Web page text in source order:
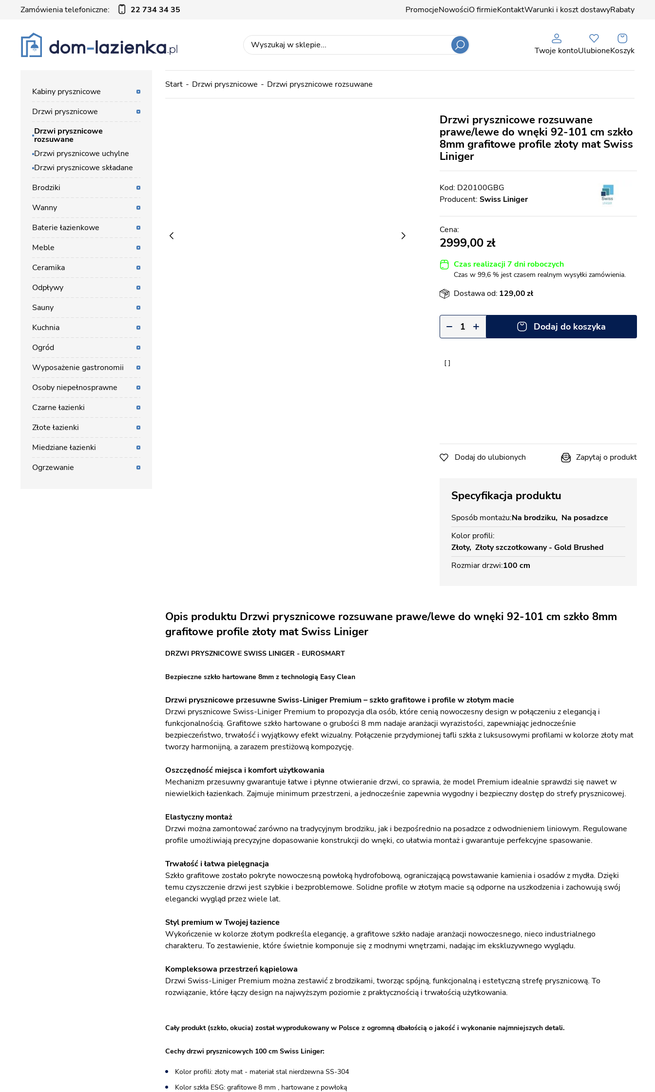
Zamówienia telefoniczne: 22 734 34 35 PromocjeNowościO firmieKontaktWarunki i koszt dostawyRabaty
Twoje kontoUlubioneKoszyk
Start Drzwi prysznicowe Drzwi prysznicowe rozsuwane
Drzwi prysznicowe rozsuwane
prawe/lewe do wnęki 92-101 cm szkło
8mm grafitowe profile złoty mat Swiss
Liniger
D20100GBG
Producent: Swiss Liniger
2999,00
Czas realizacji 7 dni roboczych
Czas w 99,6 % jest czasem realnym wysyłki zamówienia.
Dostawa od: 129,00
Dodaj do koszyka
Dodaj do ulubionych Zapytaj o produkt
Specyfikacja produktu
Sposób montażu Na brodziku Na posadzce
Kolor profili
Złoty Złoty szczotkowany - Gold Brushed
Rozmiar drzwi 100 cm
Opis produktu Drzwi prysznicowe rozsuwane prawe/lewe do wnęki 92-101 cm szkło 8mm
grafitowe profile złoty mat Swiss Liniger
DRZWI PRYSZNICOWE SWISS LINIGER - EUROSMART
Bezpieczne szkło hartowane 8mm z technologią Easy Clean
Drzwi prysznicowe przesuwne Swiss-Liniger Premium – szkło grafitowe i profile w złotym macie
Drzwi prysznicowe Swiss-Liniger Premium to propozycja dla osób, które cenią nowoczesny design w połączeniu z elegancją i
funkcjonalnością. Grafitowe szkło hartowane o grubości 8 mm nadaje aranżacji wyrazistości, zapewniając jednocześnie
bezpieczeństwo, trwałość i wyjątkowy efekt wizualny. Połączenie przydymionej tafli szkła z luksusowymi profilami w kolorze złoty mat
tworzy harmonijną, a zarazem prestiżową kompozycję.
Oszczędność miejsca i komfort użytkowania
Mechanizm przesuwny gwarantuje łatwe i płynne otwieranie drzwi, co sprawia, że model Premium idealnie sprawdzi się nawet w
niewielkich łazienkach. Zajmuje minimum przestrzeni, a jednocześnie zapewnia wygodny i bezpieczny dostęp do strefy prysznicowej.
Elastyczny montaż
Drzwi można zamontować zarówno na tradycyjnym brodziku, jak i bezpośrednio na posadzce z odwodnieniem liniowym. Regulowane
profile umożliwiają precyzyjne dopasowanie konstrukcji do wnęki, co ułatwia montaż i gwarantuje perfekcyjne spasowanie.
Trwałość i łatwa pielęgnacja
Szkło grafitowe zostało pokryte nowoczesną powłoką hydrofobową, ograniczającą powstawanie kamienia i osadów z mydła. Dzięki
temu czyszczenie drzwi jest szybkie i bezproblemowe. Solidne profile w złotym macie są odporne na uszkodzenia i zachowują swój
elegancki wygląd przez wiele lat.
Styl premium w Twojej łazience
Wykończenie w kolorze złotym podkreśla elegancję, a grafitowe szkło nadaje aranżacji nowoczesnego, nieco industrialnego
charakteru. To zestawienie, które świetnie komponuje się z modnymi wnętrzami, nadając im ekskluzywnego wyglądu.
Kompleksowa przestrzeń kąpielowa
Drzwi Swiss-Liniger Premium można zestawić z brodzikami, tworząc spójną, funkcjonalną i estetyczną strefę prysznicową. To
rozwiązanie, które łączy design na najwyższym poziomie z praktycznością i trwałością użytkowania.
Cały produkt (szkło, okucia) został wyprodukowany w Polsce z ogromną dbałością o jakość i wykonanie najmniejszych detali.
Cechy drzwi prysznicowych 100 cm Swiss Liniger:
Kolor profili: złoty mat - materiał stal nierdzewna SS-304
Kolor szkła ESG: grafitowe 8 mm , hartowane z powłoką
Kabiny prysznicowe
Drzwi prysznicowe
Drzwi prysznicowe
rozsuwane
Drzwi prysznicowe uchylne
Drzwi prysznicowe składane
Brodziki
Wanny
Baterie łazienkowe
Meble
Ceramika
Odpływy
Sauny
Kuchnia
Ogród
Wyposażenie gastronomii
Osoby niepełnosprawne
Czarne łazienki
Złote łazienki
Miedziane łazienki
Ogrzewanie